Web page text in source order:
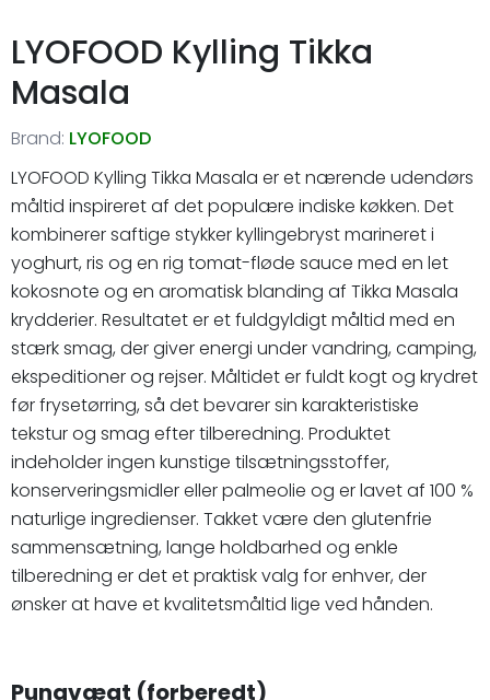
LYOFOOD Kylling Tikka
Masala
Brand: LYOFOOD
LYOFOOD Kylling Tikka Masala er et nærende udendørs
måltid inspireret af det populære indiske køkken. Det
kombinerer saftige stykker kyllingebryst marineret i
yoghurt, ris og en rig tomat-fløde sauce med en let
kokosnote og en aromatisk blanding af Tikka Masala
krydderier. Resultatet er et fuldgyldigt måltid med en
stærk smag, der giver energi under vandring, camping,
ekspeditioner og rejser. Måltidet er fuldt kogt og krydret
før frysetørring, så det bevarer sin karakteristiske
tekstur og smag efter tilberedning. Produktet
indeholder ingen kunstige tilsætningsstoffer,
konserveringsmidler eller palmeolie og er lavet af 100 %
naturlige ingredienser. Takket være den glutenfrie
sammensætning, lange holdbarhed og enkle
tilberedning er det et praktisk valg for enhver, der
ønsker at have et kvalitetsmåltid lige ved hånden.
Pungvægt (forberedt)